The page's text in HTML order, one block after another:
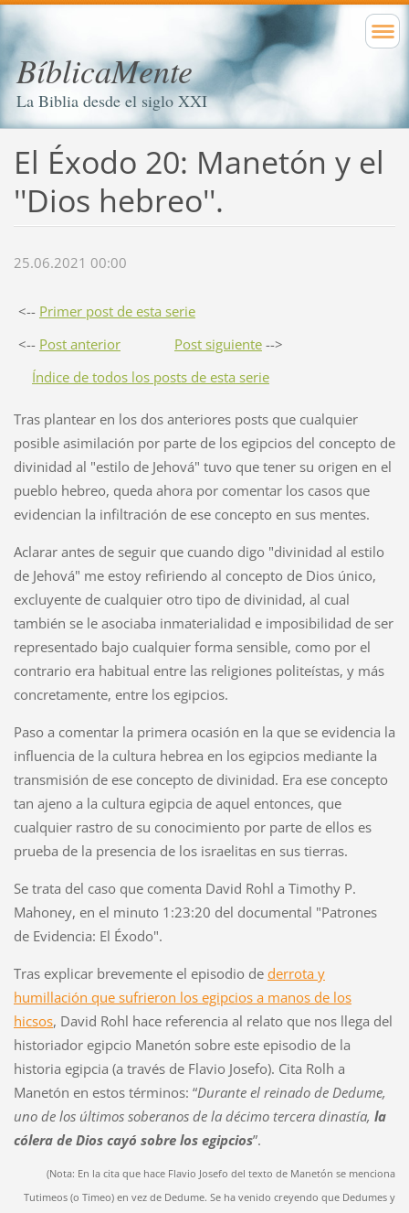
BíblicaMente
La Biblia desde el siglo XXI
El Éxodo 20: Manetón y el
''Dios hebreo''.
25.06.2021 00:00
<-- Primer post de esta serie
<-- Post anterior Post siguiente-->
Índice de todos los posts de esta serie
Tras plantear en los dos anteriores posts que cualquier
posible asimilación por parte de los egipcios del concepto de
divinidad al "estilo de Jehová" tuvo que tener su origen en el
pueblo hebreo, queda ahora por comentar los casos que
evidencian la infiltración de ese concepto en sus mentes.
Aclarar antes de seguir que cuando digo "divinidad al estilo
de Jehová" me estoy refiriendo al concepto de Dios único,
excluyente de cualquier otro tipo de divinidad, al cual
también se le asociaba inmaterialidad e imposibilidad de ser
representado bajo cualquier forma sensible, como por el
contrario era habitual entre las religiones politeístas, y más
concretamente, entre los egipcios.
Paso a comentar la primera ocasión en la que se evidencia la
influencia de la cultura hebrea en los egipcios mediante la
transmisión de ese concepto de divinidad. Era ese concepto
tan ajeno a la cultura egipcia de aquel entonces, que
cualquier rastro de su conocimiento por parte de ellos es
prueba de la presencia de los israelitas en sus tierras.
Se trata del caso que comenta David Rohl a Timothy P.
Mahoney, en el minuto 1:23:20 del documental "Patrones
de Evidencia: El Éxodo".
Tras explicar brevemente el episodio de derrota y
humillación que sufrieron los egipcios a manos de los
hicsos, David Rohl hace referencia al relato que nos llega del
historiador egipcio Manetón sobre este episodio de la
historia egipcia (a través de Flavio Josefo). Cita Rolh a
Manetón en estos términos: “Durante el reinado de Dedume,
uno de los últimos soberanos de la décimo tercera dinastía, la
cólera de Dios cayó sobre los egipcios”.
(Nota: En la cita que hace Flavio Josefo del texto de Manetón se menciona
Tutimeos (o Timeo) en vez de Dedume. Se ha venido creyendo que Dedumes y